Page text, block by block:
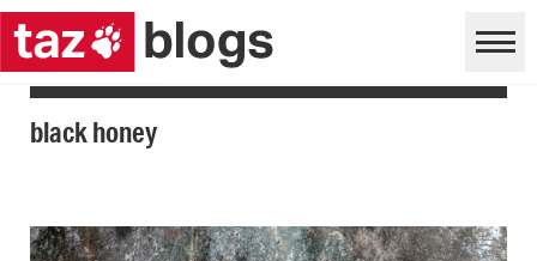
black honey